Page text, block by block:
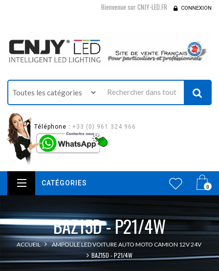
Bienvenue sur CNJY-LED.FR CONNEXION
Téléphone : +33 (0) 961 324 966
0
CATÉGORIES
BAZ15D - P21/4W
ACCUEIL AMPOULE LED VOITURE AUTO MOTO CAMION 12V 24V
BAZ15D - P21/4W